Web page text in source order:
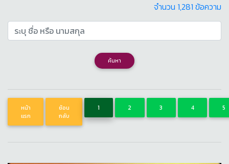
จำนวน 1,281 ข้อความ
ค้นหา
หน้า
แรก
ย้อน
กลับ
1 2 3 4 5